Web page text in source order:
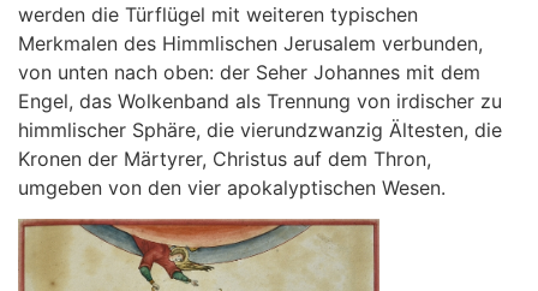
werden die Türflügel mit weiteren typischen
Merkmalen des Himmlischen Jerusalem verbunden,
von unten nach oben: der Seher Johannes mit dem
Engel, das Wolkenband als Trennung von irdischer zu
himmlischer Sphäre, die vierundzwanzig Ältesten, die
Kronen der Märtyrer, Christus auf dem Thron,
umgeben von den vier apokalyptischen Wesen.